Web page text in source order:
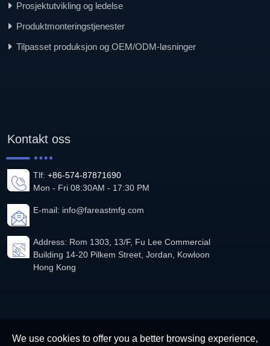
Prosjektutvikling og ledelse
Produktmonteringstjenester
Tilpasset produksjon og OEM/ODM-løsninger
Kontakt oss
Tlf: +86-574-87871690
Mon - Fri 08:30AM - 17:30 PM
E-mail: info@fareastmfg.com
Address: Rom 1303, 13/F, Fu Lee Commercial
Building 14-20 Pilkem Street, Jordan, Kowloon
Hong Kong
We use cookies to offer you a better browsing experience,